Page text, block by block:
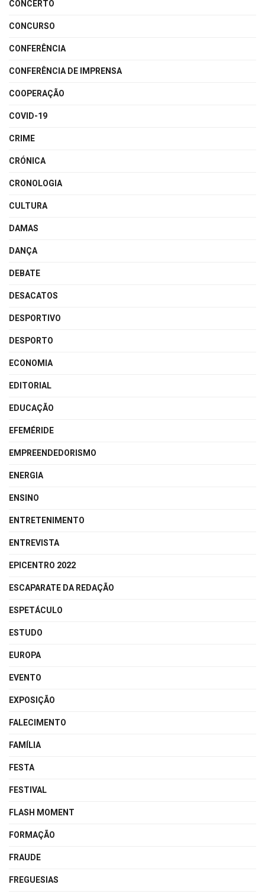
CONCERTO
CONCURSO
CONFERÊNCIA
CONFERÊNCIA DE IMPRENSA
COOPERAÇÃO
COVID-19
CRIME
CRÓNICA
CRONOLOGIA
CULTURA
DAMAS
DANÇA
DEBATE
DESACATOS
DESPORTIVO
DESPORTO
ECONOMIA
EDITORIAL
EDUCAÇÃO
EFEMÉRIDE
EMPREENDEDORISMO
ENERGIA
ENSINO
ENTRETENIMENTO
ENTREVISTA
EPICENTRO 2022
ESCAPARATE DA REDAÇÃO
ESPETÁCULO
ESTUDO
EUROPA
EVENTO
EXPOSIÇÃO
FALECIMENTO
FAMÍLIA
FESTA
FESTIVAL
FLASH MOMENT
FORMAÇÃO
FRAUDE
FREGUESIAS